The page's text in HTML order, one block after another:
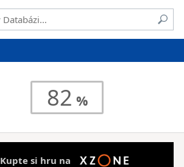
82
Kupte si hru na